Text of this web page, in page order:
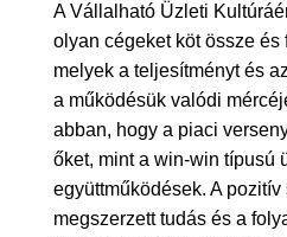
A Vállalható Üzleti
olyan cégeket köt össze és
melyek a teljesítményt és
a működésük valódi
abban, hogy a piaci
őket, mint a win-win típusú
együttműködések. A
megszerzett tudás és a